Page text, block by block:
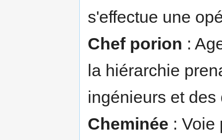
s'effectue une
Chef porion :
la hiérarchie
ingénieurs et des
Cheminée : Voie